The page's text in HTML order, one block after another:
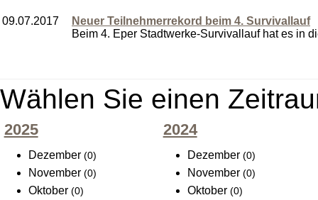
09.07.2017
Neuer Teilnehmerrekord beim 4. Survivallauf
Beim 4. Eper Stadtwerke-Survivallauf hat es in
Wählen Sie einen
2025
Dezember (0)
November (0)
Oktober (0)
2024
Dezember(0)
November(0)
Oktober(0)